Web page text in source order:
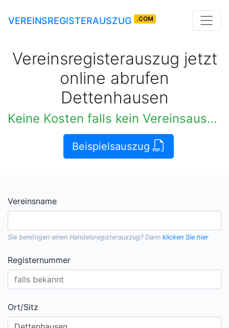
VEREINSREGISTERAUSZUG .COM
Vereinsregisterauszug jetzt
online abrufen
Dettenhausen
Keine Kosten falls kein Vereinsauszug verfügbar
Beispielsauszug
Vereinsname
Sie benötigen einen Handelsregisterauszug? Dann klicken Sie hier
Registernummer
Ort/Sitz